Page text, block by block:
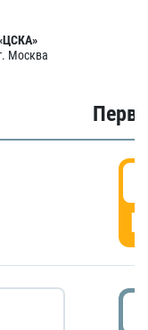
Москва